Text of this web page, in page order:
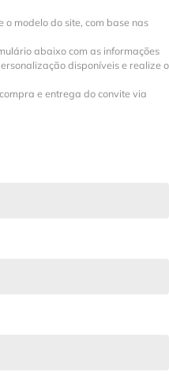
o modelo do site, com base nas
abaixo com as informações
disponíveis e realize o
e entrega do convite via